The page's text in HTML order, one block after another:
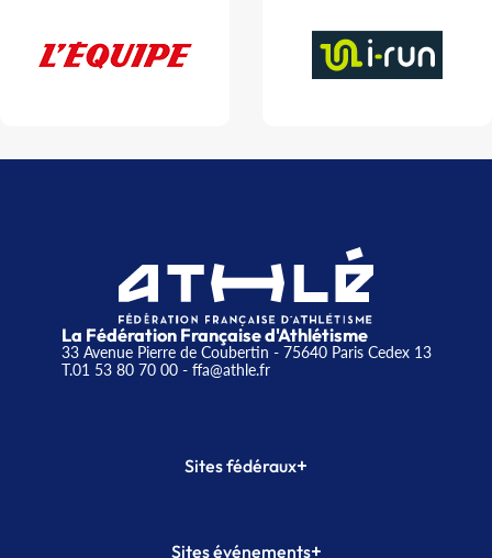
La Fédération Française d'Athlétisme
33 Avenue Pierre de Coubertin - 75640 Paris Cedex 13
T.01 53 80 70 00- ffa@athle.fr
Sites fédéraux+
Sites événements+